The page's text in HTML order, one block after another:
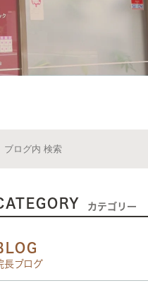
へ
カテゴリー
長ブログ